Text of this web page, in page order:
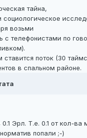
тайна,
социологическое
возьми
телефонистами по
ставится поток (30
в спальном районе.
Эрл. Т.е. 0.1 от кол-ва
попали ;-)